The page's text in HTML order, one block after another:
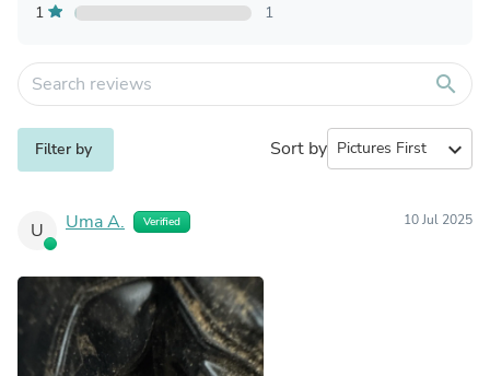
1
1
search
Filter by Sort by expand_more
U Uma A. Verified 10 Jul 2025